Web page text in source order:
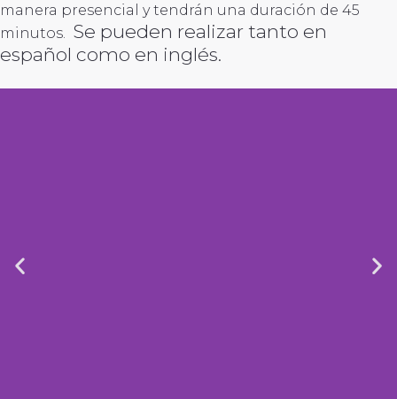
manera presencial y tendrán una duración de 45
minutos. Se pueden realizar tanto en
español como en inglés.